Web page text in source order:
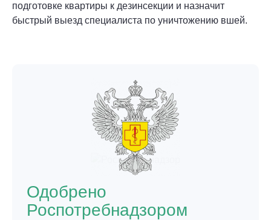
подготовке квартиры к дезинсекции и назначит
быстрый выезд специалиста по уничтожению вшей.
Одобрено
Роспотребнадзором